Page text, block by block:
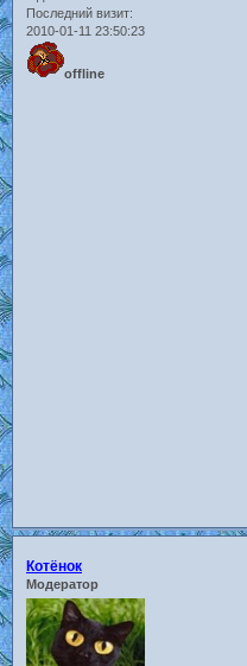
Последний визит:
2010-01-11 23:50:23
offline
Котёнок
Модератор